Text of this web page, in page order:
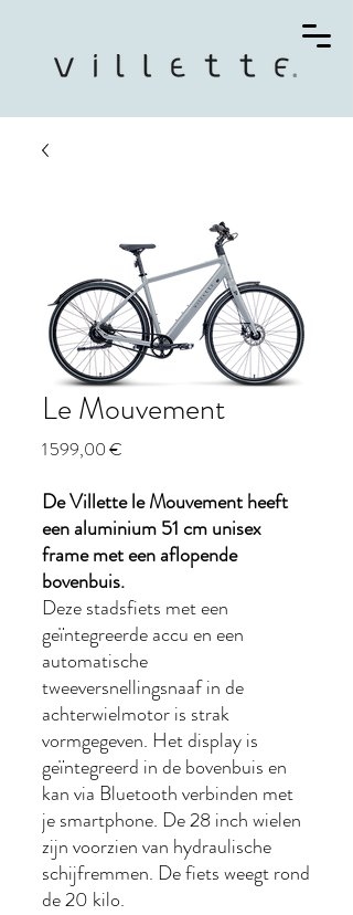
Le Mouvement
1 599,00 €
De Villette le Mouvement heeft
een aluminium 51 cm unisex
frame met een aflopende
bovenbuis.
Deze stadsfiets met een
geïntegreerde accu en een
automatische
tweeversnellingsnaaf in de
achterwielmotor is strak
vormgegeven. Het display is
geïntegreerd in de bovenbuis en
kan via Bluetooth verbinden met
je smartphone. De 28 inch wielen
zijn voorzien van hydraulische
schijfremmen. De fiets weegt rond
de 20 kilo.